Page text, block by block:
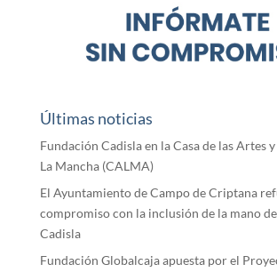
Últimas noticias
Fundación Cadisla en la Casa de las Artes
La Mancha (CALMA)
El Ayuntamiento de Campo de Criptana
compromiso con la inclusión de la mano
Cadisla
Fundación Globalcaja apuesta por el